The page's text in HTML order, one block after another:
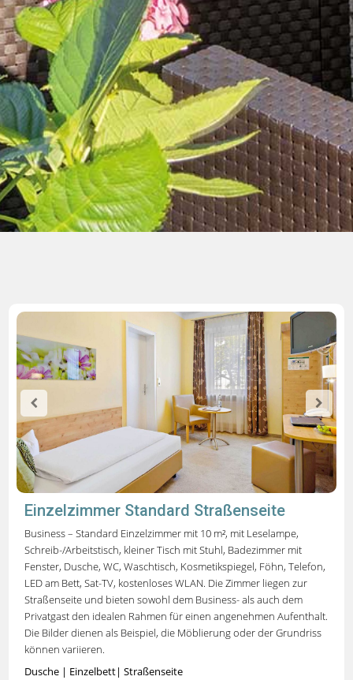
Einzelzimmer Standard Straßenseite
Business – Standard Einzelzimmer mit 10 m², mit Leselampe,
Schreib-/Arbeitstisch, kleiner Tisch mit Stuhl, Badezimmer mit
Fenster, Dusche, WC, Waschtisch, Kosmetikspiegel, Föhn, Telefon,
LED am Bett, Sat-TV, kostenloses WLAN. Die Zimmer liegen zur
Straßenseite und bieten sowohl dem Business- als auch dem
Privatgast den idealen Rahmen für einen angenehmen Aufenthalt.
Die Bilder dienen als Beispiel, die Möblierung oder der Grundriss
können variieren.
Dusche | Einzelbett| Straßenseite